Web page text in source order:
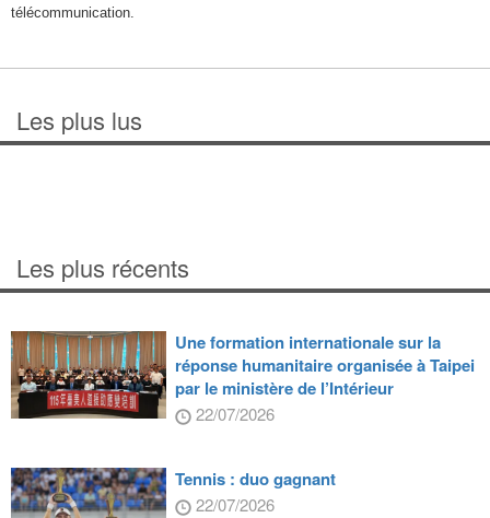
télécommunication.
Les plus lus
Les plus récents
Une formation internationale sur la
réponse humanitaire organisée à Taipei
par le ministère de l’Intérieur
22/07/2026
Tennis : duo gagnant
22/07/2026